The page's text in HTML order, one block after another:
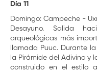
Día 11
Domingo: Campeche -
Desayuno. Salida
arqueológicas más
llamada Puuc. Durante
la Pirámide del Adivino y
construido en el estilo